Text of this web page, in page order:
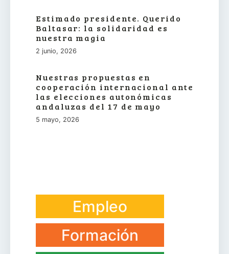
Estimado presidente. Querido
Baltasar: la solidaridad es
nuestra magia
2 junio, 2026
Nuestras propuestas en
cooperación internacional ante
las elecciones autonómicas
andaluzas del 17 de mayo
5 mayo, 2026
Empleo
Formación